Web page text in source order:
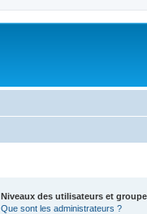
Niveaux des utilisateurs et
Que sont les administrateurs ?